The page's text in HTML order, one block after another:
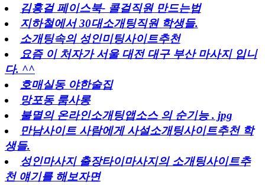
김홍걸 페이스북- 콜걸직원 만드는법
지하철에서 30대소개팅직원 학생들.
소개팅속의 성인미팅사이트추천
요즘 이 처자가 서울 대전 대구 부산 마사지 입니
다. ^^
호매실동 야한술집
망포동 룸사롱
불멸의 온라인소개팅앱소스 의 순기능 . jpg
만남사이트 사람에게 사설소개팅사이트추천 학
생들.
성인마사지 출장타이마사지의 소개팅사이트추
천 얘기를 해보자면